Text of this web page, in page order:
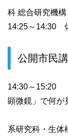
科 総合研究機
14:25～14:30
公開市民
14:30～15:20
顕微鏡」で何が
吉川雅英
系研究科・生体